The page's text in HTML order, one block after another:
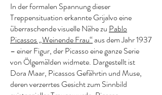
In der formalen Spannung dieser
Treppensituation erkannte Grijalvo eine
überraschende visuelle Nähe zu Pablo
Picassos „Weinende Frau“aus dem Jahr 1937
– einer Figur, der Picasso eine ganze Serie
von Ölgemälden widmete. Dargestellt ist
Dora Maar, Picassos Gefährtin und Muse,
deren verzerrtes Gesicht zum Sinnbild